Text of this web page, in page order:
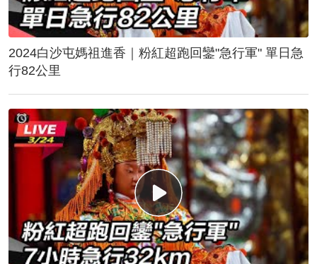
2024白沙屯媽祖進香｜粉紅超跑回鑾"急行軍" 單日急
行82公里